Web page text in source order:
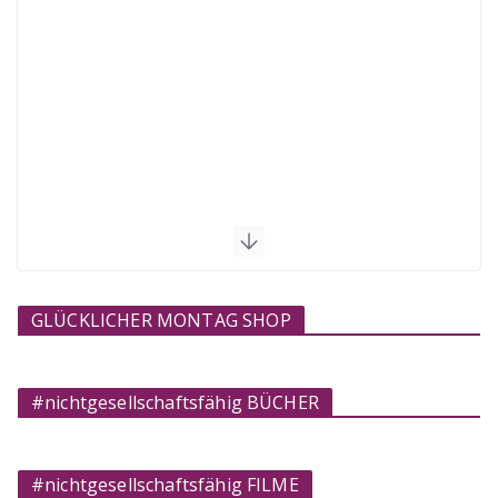
GLÜCKLICHER MONTAG SHOP
#nichtgesellschaftsfähig BÜCHER
#nichtgesellschaftsfähig FILME